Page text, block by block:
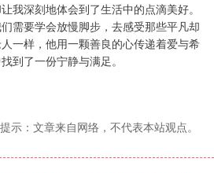
我深刻地体会到了生活中的点滴美好。
需要学会放慢脚步，去感受那些平凡却
一样，他用一颗善良的心传递着爱与希
到了一份宁静与满足。
示：文章来自网络，不代表本站观点。